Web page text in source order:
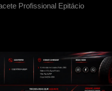
Profissional Epitácio